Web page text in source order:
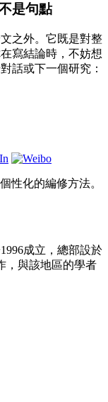
是句點
之外。它既是對整
寫結論時，不妨想
話或下一個研究：
性化的編修方法。
成立，總部設於
，與該地區的學者